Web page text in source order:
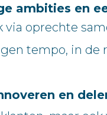
ambities en
via oprechte
tempo, in de
en